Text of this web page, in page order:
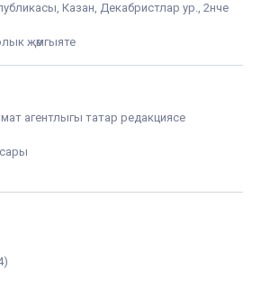
Казан, Декабристлар ур., 2нче
җәмгыяте
агентлыгы татар редакциясе